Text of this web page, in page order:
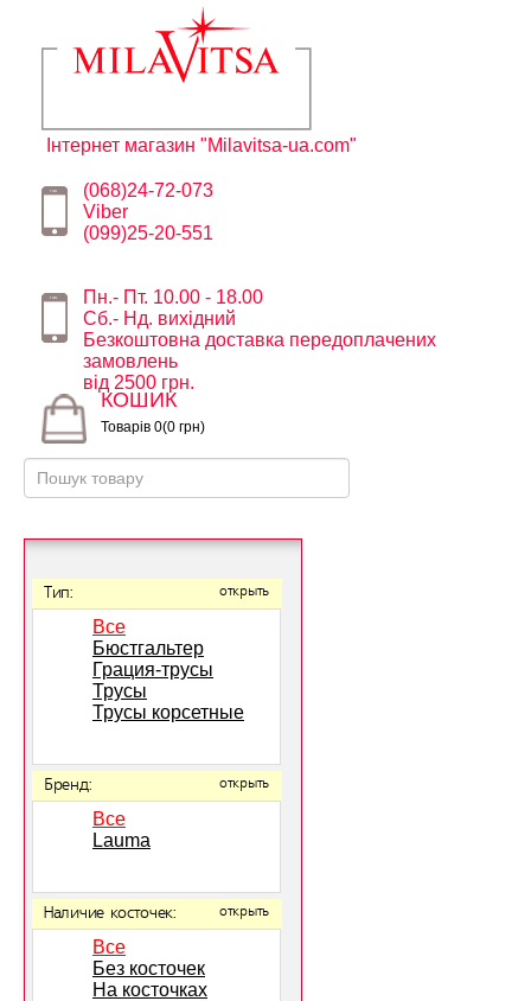
Інтернет магазин "Milavitsa-ua.com"
(068)24-72-073
Viber
(099)25-20-551
Пн.- Пт. 10.00 - 18.00
Сб.- Нд. вихідний
Безкоштовна доставка передоплачених
замовлень
від 2500 грн.
КОШИК
Товарів 0(0 грн)
Тип: открыть
Все
Бюстгальтер
Грация-трусы
Трусы
Трусы корсетные
Бренд: открыть
Все
Lauma
Наличие косточек: открыть
Все
Без косточек
На косточках